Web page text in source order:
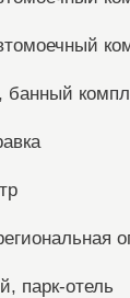
парк-отель